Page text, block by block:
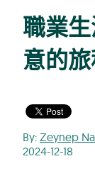
職業
意的
By: Zeynep
2024-12-18